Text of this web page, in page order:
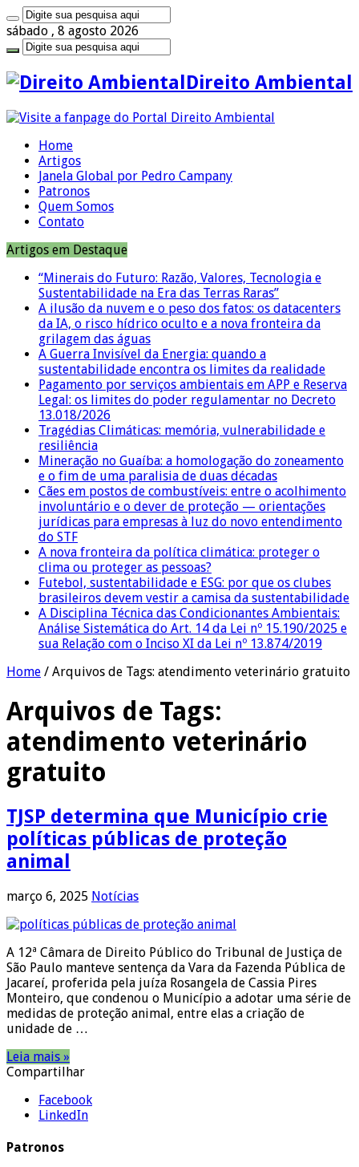
sábado , 8 agosto 2026
Direito Ambiental
Home
Artigos
Janela Global por Pedro Campany
Patronos
Quem Somos
Contato
Artigos em Destaque
“Minerais do Futuro: Razão, Valores, Tecnologia e
Sustentabilidade na Era das Terras Raras”
A ilusão da nuvem e o peso dos fatos: os datacenters
da IA, o risco hídrico oculto e a nova fronteira da
grilagem das águas
A Guerra Invisível da Energia: quando a
sustentabilidade encontra os limites da realidade
Pagamento por serviços ambientais em APP e Reserva
Legal: os limites do poder regulamentar no Decreto
13.018/2026
Tragédias Climáticas: memória, vulnerabilidade e
resiliência
Mineração no Guaíba: a homologação do zoneamento
e o fim de uma paralisia de duas décadas
Cães em postos de combustíveis: entre o acolhimento
involuntário e o dever de proteção — orientações
jurídicas para empresas à luz do novo entendimento
do STF
A nova fronteira da política climática: proteger o
clima ou proteger as pessoas?
Futebol, sustentabilidade e ESG: por que os clubes
brasileiros devem vestir a camisa da sustentabilidade
A Disciplina Técnica das Condicionantes Ambientais:
Análise Sistemática do Art. 14 da Lei nº 15.190/2025 e
sua Relação com o Inciso XI da Lei nº 13.874/2019
Home / Arquivos de Tags: atendimento veterinário gratuito
Arquivos de Tags:
atendimento veterinário
gratuito
TJSP determina que Município crie
políticas públicas de proteção
animal
março 6, 2025 Notícias
A 12ª Câmara de Direito Público do Tribunal de Justiça de
São Paulo manteve sentença da Vara da Fazenda Pública de
Jacareí, proferida pela juíza Rosangela de Cassia Pires
Monteiro, que condenou o Município a adotar uma série de
medidas de proteção animal, entre elas a criação de
unidade de …
Leia mais »
Compartilhar
Facebook
LinkedIn
Patronos